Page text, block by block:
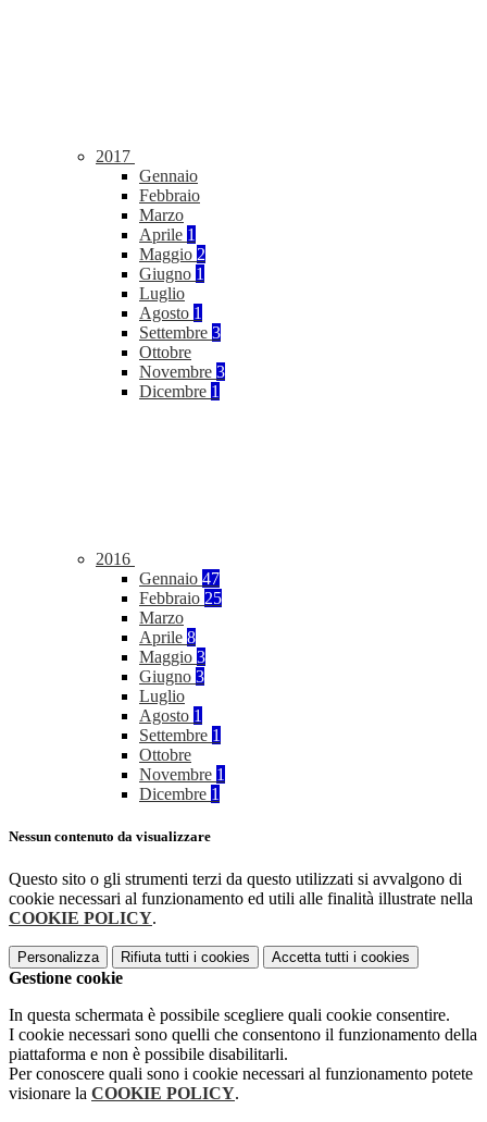
2017
Gennaio
Febbraio
Marzo
Aprile 1
Maggio 2
Giugno 1
Luglio
Agosto 1
Settembre 3
Ottobre
Novembre 3
Dicembre 1
2016
Gennaio 47
Febbraio 25
Marzo
Aprile 8
Maggio 3
Giugno 3
Luglio
Agosto 1
Settembre 1
Ottobre
Novembre 1
Dicembre 1
Nessun contenuto da visualizzare
Questo sito o gli strumenti terzi da questo utilizzati si avvalgono di
cookie necessari al funzionamento ed utili alle finalità illustrate nella
COOKIE POLICY.
Personalizza Rifiuta tutti i cookies Accetta tutti i cookies
Gestione cookie
In questa schermata è possibile scegliere quali cookie consentire.
I cookie necessari sono quelli che consentono il funzionamento della
piattaforma e non è possibile disabilitarli.
Per conoscere quali sono i cookie necessari al funzionamento potete
visionare la COOKIE POLICY.